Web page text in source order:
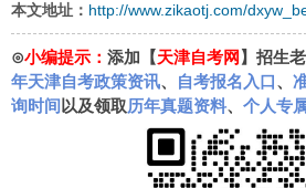
本文地址： http://www.zikaotj.com/
⊙小编提示： 添加【天津自考网 】招生
年天津自考政策资讯、 自考报名入口、
询时间 以及领取历年真题资料、 个人专